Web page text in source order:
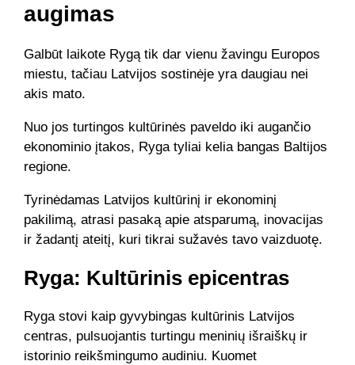
augimas
Galbūt laikote Rygą tik dar vienu žavingu Europos
miestu, tačiau Latvijos sostinėje yra daugiau nei
akis mato.
Nuo jos turtingos kultūrinės paveldo iki augančio
ekonominio įtakos, Ryga tyliai kelia bangas Baltijos
regione.
Tyrinėdamas Latvijos kultūrinį ir ekonominį
pakilimą, atrasi pasaką apie atsparumą, inovacijas
ir žadantį ateitį, kuri tikrai sužavės tavo vaizduotę.
Ryga: Kultūrinis epicentras
Ryga stovi kaip gyvybingas kultūrinis Latvijos
centras, pulsuojantis turtingu meninių išraiškų ir
istorinio reikšmingumo audiniu. Kuomet